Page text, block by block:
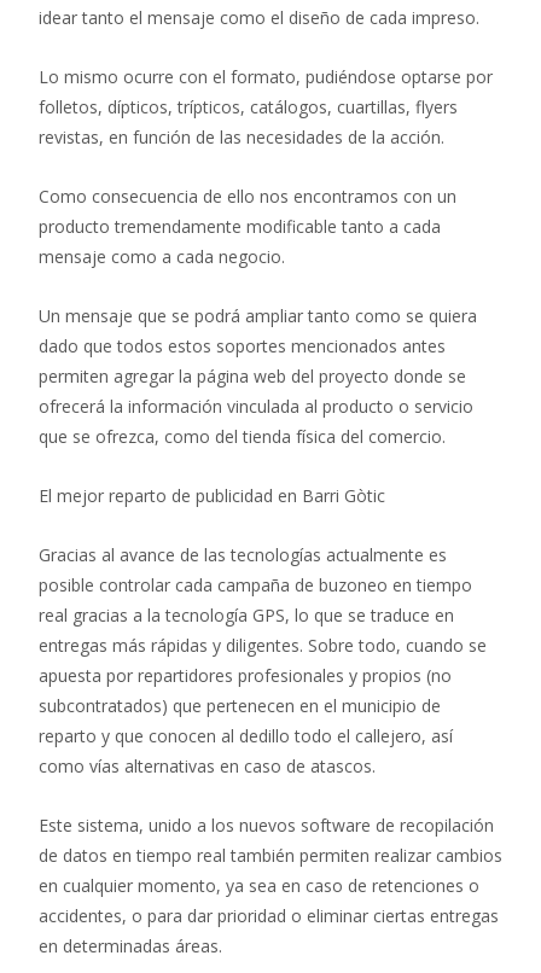
idear tanto el mensaje como el diseño de cada impreso.
Lo mismo ocurre con el formato, pudiéndose optarse por
folletos, dípticos, trípticos, catálogos, cuartillas, flyers
revistas, en función de las necesidades de la acción.
Como consecuencia de ello nos encontramos con un
producto tremendamente modificable tanto a cada
mensaje como a cada negocio.
Un mensaje que se podrá ampliar tanto como se quiera
dado que todos estos soportes mencionados antes
permiten agregar la página web del proyecto donde se
ofrecerá la información vinculada al producto o servicio
que se ofrezca, como del tienda física del comercio.
El mejor reparto de publicidad en Barri Gòtic
Gracias al avance de las tecnologías actualmente es
posible controlar cada campaña de buzoneo en tiempo
real gracias a la tecnología GPS, lo que se traduce en
entregas más rápidas y diligentes. Sobre todo, cuando se
apuesta por repartidores profesionales y propios (no
subcontratados) que pertenecen en el municipio de
reparto y que conocen al dedillo todo el callejero, así
como vías alternativas en caso de atascos.
Este sistema, unido a los nuevos software de recopilación
de datos en tiempo real también permiten realizar cambios
en cualquier momento, ya sea en caso de retenciones o
accidentes, o para dar prioridad o eliminar ciertas entregas
en determinadas áreas.